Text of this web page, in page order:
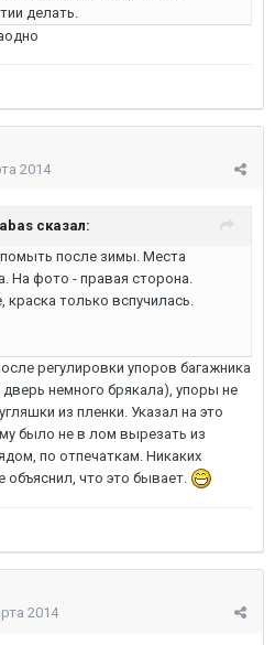
делать.
2014
сказал:
после зимы. Места
На фото - правая сторона.
только вспучилась.
регулировки упоров багажника
немного брякала), упоры не
из пленки. Указал на это
было не в лом вырезать из
по отпечаткам. Никаких
что это бывает.
2014